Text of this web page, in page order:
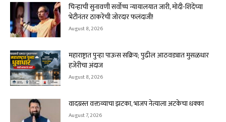
चिन्हाची सुनावणी सर्वोच्च न्यायालयात जारी, मोदी-शिंदेंच्या
भेटीनंतर ठाकरेंची जोरदार फलंदाजी!
August 8, 2026
महाराष्ट्रात पुन्हा पाऊस सक्रिय; पुढील आठवड्यात मुसळधार
हजेरीचा अंदाज
August 8, 2026
वादग्रस्त वक्तव्याचा झटका, भाजप नेत्याला अटकेचा धक्का
August 7, 2026